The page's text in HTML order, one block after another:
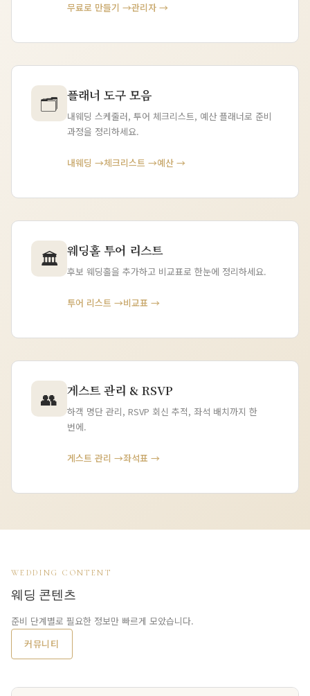
무료로 만들기 →관리자 →
🗂 플래너 도구 모음
내웨딩 스케줄러, 투어 체크리스트, 예산 플래너로 준비
과정을 정리하세요.
내웨딩 →체크리스트 →예산 →
🏛 웨딩홀 투어 리스트
후보 웨딩홀을 추가하고 비교표로 한눈에 정리하세요.
투어 리스트 →비교표 →
👥 게스트 관리 & RSVP
하객 명단 관리, RSVP 회신 추적, 좌석 배치까지 한
번에.
게스트 관리 →좌석표 →
WEDDING CONTENT
웨딩 콘텐츠
준비 단계별로 필요한 정보만 빠르게 모았습니다.
커뮤니티